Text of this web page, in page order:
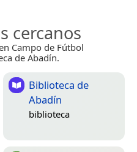
cercanos
Campo de Fútbol
de Abadín.
Biblioteca de
Abadín
biblioteca